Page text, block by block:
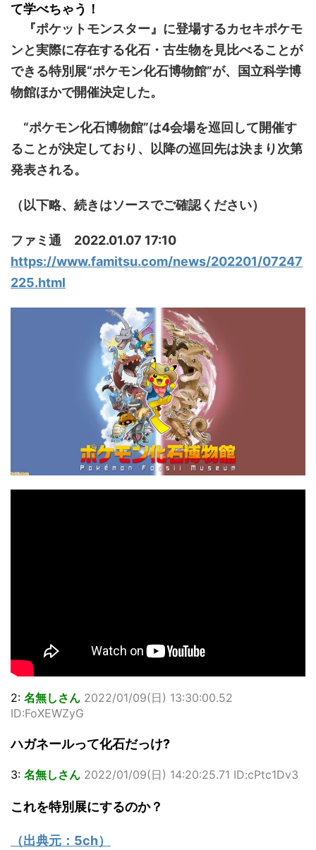
容となっている。
http://www.rbbto
da ...
た）。デビュー
時の体重まで ...
て学べちゃう！
『ポケットモンスター』に登場するカセキポケモ
ンと実際に存在する化石・古生物を見比べることが
できる特別展“ポケモン化石博物館”が、国立科学博
物館ほかで開催決定した。
“ポケモン化石博物館”は4会場を巡回して開催す
ることが決定しており、以降の巡回先は決まり次第
発表される。
（以下略、続きはソースでご確認ください）
ファミ通 2022.01.07 17:10
https://www.famitsu.com/news/202201/07247
225.html
2: 名無しさん 2022/01/09(日) 13:30:00.52
ID:FoXEWZyG
ハガネールって化石だっけ?
3: 名無しさん 2022/01/09(日) 14:20:25.71 ID:cPtc1Dv3
これを特別展にするのか？
（出典元： 5ch）